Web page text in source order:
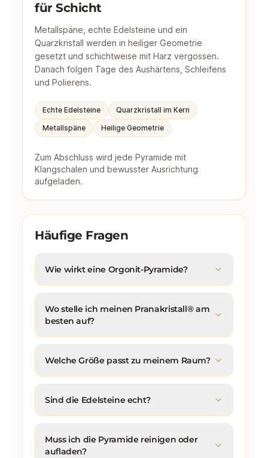
für Schicht
Metallspäne, echte Edelsteine und ein
Quarzkristall werden in heiliger Geometrie
gesetzt und schichtweise mit Harz vergossen.
Danach folgen Tage des Aushärtens, Schleifens
und Polierens.
Echte Edelsteine
Quarzkristall im Kern
Metallspäne
Heilige Geometrie
Zum Abschluss wird jede Pyramide mit
Klangschalen und bewusster Ausrichtung
aufgeladen.
Häufige Fragen
Wie wirkt eine Orgonit-Pyramide?
Wo stelle ich meinen Pranakristall® am
besten auf?
Welche Größe passt zu meinem Raum?
Sind die Edelsteine echt?
Muss ich die Pyramide reinigen oder
aufladen?